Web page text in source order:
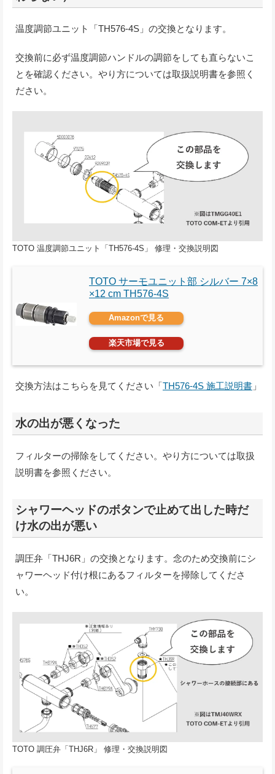
温度調節ユニット「TH576-4S」の交換となります。
交換前に必ず温度調節ハンドルの調節をしても直らないこ
とを確認ください。やり方については取扱説明書を参照く
ださい。
TOTO 温度調節ユニット「TH576-4S」 修理・交換説明図
TOTO サーモユニット部 シルバー 7×8
×12 cm TH576-4S
Amazonで見る
楽天市場で見る
交換方法はこちらを見てください「TH576-4S 施工説明書 」
水の出が悪くなった
フィルターの掃除をしてください。やり方については取扱
説明書を参照ください。
シャワーヘッドのボタンで止めて出した時だ
け水の出が悪い
調圧弁「THJ6R」の交換となります。念のため交換前にシ
ャワーヘッド付け根にあるフィルターを掃除してくださ
い。
TOTO 調圧弁「THJ6R」 修理・交換説明図